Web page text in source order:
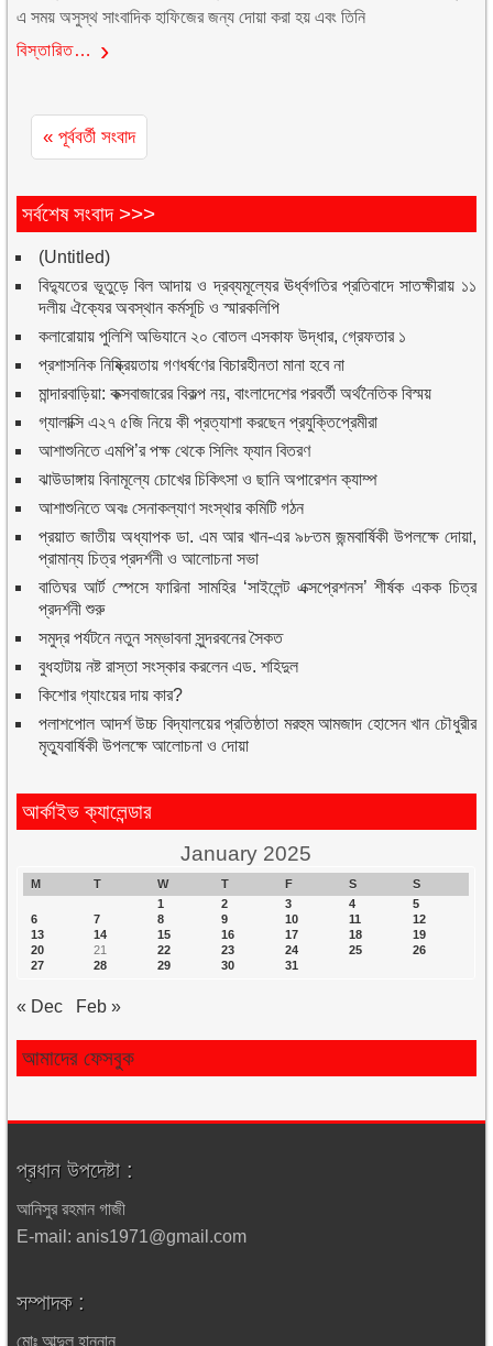
এ সময় অসুস্থ সাংবাদিক হাফিজের জন্য দোয়া করা হয় এবং তিনি
বিস্তারিত…
« পূর্ববর্তী সংবাদ
সর্বশেষ সংবাদ >>>
(Untitled)
বিদ্যুতের ভূতুড়ে বিল আদায় ও দ্রব্যমূল্যের ঊর্ধ্বগতির প্রতিবাদে সাতক্ষীরায় ১১
দলীয় ঐক্যের অবস্থান কর্মসূচি ও স্মারকলিপি
কলারোয়ায় পুলিশি অভিযানে ২০ বোতল এসকাফ উদ্ধার, গ্রেফতার ১
প্রশাসনিক নিষ্ক্রিয়তায় গণধর্ষণের বিচারহীনতা মানা হবে না
মান্দারবাড়িয়া: কক্সবাজারের বিকল্প নয়, বাংলাদেশের পরবর্তী অর্থনৈতিক বিস্ময়
গ্যালাক্সি এ২৭ ৫জি নিয়ে কী প্রত্যাশা করছেন প্রযুক্তিপ্রেমীরা
আশাশুনিতে এমপি’র পক্ষ থেকে সিলিং ফ্যান বিতরণ
ঝাউডাঙ্গায় বিনামূল্যে চোখের চিকিৎসা ও ছানি অপারেশন ক্যাম্প
আশাশুনিতে অবঃ সেনাকল্যাণ সংস্থার কমিটি গঠন
প্রয়াত জাতীয় অধ্যাপক ডা. এম আর খান-এর ৯৮তম জন্মবার্ষিকী উপলক্ষে দোয়া,
প্রামান্য চিত্র প্রদর্শনী ও আলোচনা সভা
বাতিঘর আর্ট স্পেসে ফারিনা সামহির ‘সাইলেন্ট এক্সপ্রেশনস’ শীর্ষক একক চিত্র
প্রদর্শনী শুরু
সমুদ্র পর্যটনে নতুন সম্ভাবনা সুন্দরবনের সৈকত
বুধহাটায় নষ্ট রাস্তা সংস্কার করলেন এড. শহিদুল
কিশোর গ্যাংয়ের দায় কার?
পলাশপোল আদর্শ উচ্চ বিদ্যালয়ের প্রতিষ্ঠাতা মরহুম আমজাদ হোসেন খান চৌধুরীর
মৃত্যুবার্ষিকী উপলক্ষে আলোচনা ও দোয়া
আর্কাইভ ক্যালেন্ডার
January 2025
M T W T F S
S
1
2 3 4
5
6
7 8 9 10 11
12
13
14 15 16 17 18
19
20
21 22 23 24 25
26
27
28 29 30 31
« Dec Feb »
আমাদের ফেসবুক
প্রধান উপদেষ্টা :
আনিসুর রহমান গাজী
E-mail: anis1971@gmail.com
সম্পাদক :
মোঃ আব্দুল হান্নান